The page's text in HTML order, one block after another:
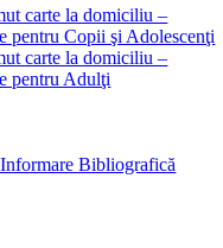
carte la domiciliu –
pentru Copii şi Adolescenţi
carte la domiciliu –
pentru Adulţi
Bibliografică